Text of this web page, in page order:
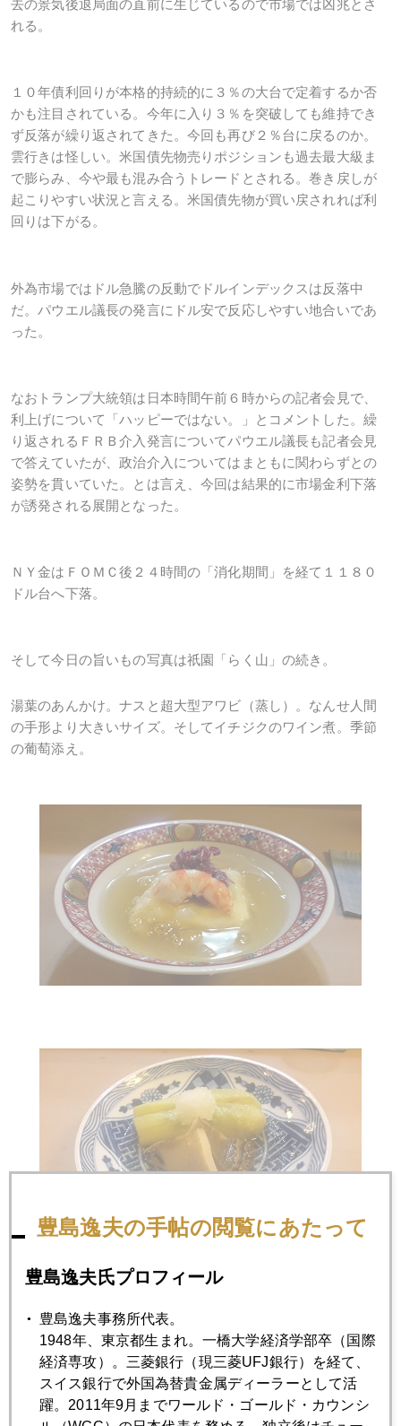
去の景気後退局面の直前に生じているので市場では凶兆とさ
れる。
１０年債利回りが本格的持続的に３％の大台で定着するか否
かも注目されている。今年に入り３％を突破しても維持でき
ず反落が繰り返されてきた。今回も再び２％台に戻るのか。
雲行きは怪しい。米国債先物売りポジションも過去最大級ま
で膨らみ、今や最も混み合うトレードとされる。巻き戻しが
起こりやすい状況と言える。米国債先物が買い戻されれば利
回りは下がる。
外為市場ではドル急騰の反動でドルインデックスは反落中
だ。パウエル議長の発言にドル安で反応しやすい地合いであ
った。
なおトランプ大統領は日本時間午前６時からの記者会見で、
利上げについて「ハッピーではない。」とコメントした。繰
り返されるＦＲＢ介入発言についてパウエル議長も記者会見
で答えていたが、政治介入についてはまともに関わらずとの
姿勢を貫いていた。とは言え、今回は結果的に市場金利下落
が誘発される展開となった。
ＮＹ金はＦＯＭＣ後２４時間の「消化期間」を経て１１８０
ドル台へ下落。
そして今日の旨いもの写真は祇園「らく山」の続き。
湯葉のあんかけ。ナスと超大型アワビ（蒸し）。なんせ人間
の手形より大きいサイズ。そしてイチジクのワイン煮。季節
の葡萄添え。
豊島逸夫の手帖の閲覧にあたって
豊島逸夫氏プロフィール
豊島逸夫事務所代表。
1948年、東京都生まれ。一橋大学経済学部卒（国際
経済専攻）。三菱銀行（現三菱UFJ銀行）を経て、
スイス銀行で外国為替貴金属ディーラーとして活
躍。2011年9月までワールド・ゴールド・カウンシ